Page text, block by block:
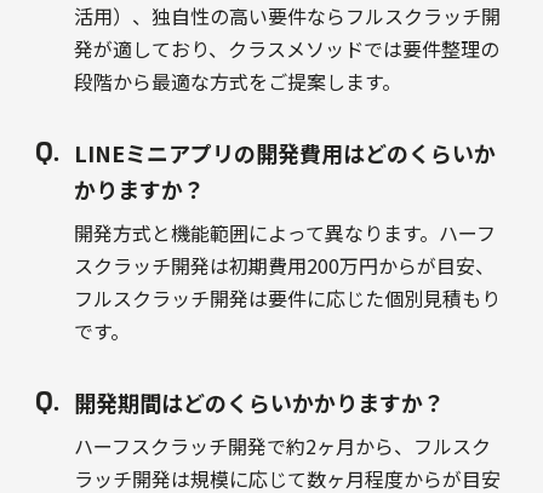
活用）、独自性の高い要件ならフルスクラッチ開
発が適しており、クラスメソッドでは要件整理の
段階から最適な方式をご提案します。
LINEミニアプリの開発費用はどのくらいか
かりますか？
開発方式と機能範囲によって異なります。ハーフ
スクラッチ開発は初期費用200万円からが目安、
フルスクラッチ開発は要件に応じた個別見積もり
です。
開発期間はどのくらいかかりますか？
ハーフスクラッチ開発で約2ヶ月から、フルスク
ラッチ開発は規模に応じて数ヶ月程度からが目安